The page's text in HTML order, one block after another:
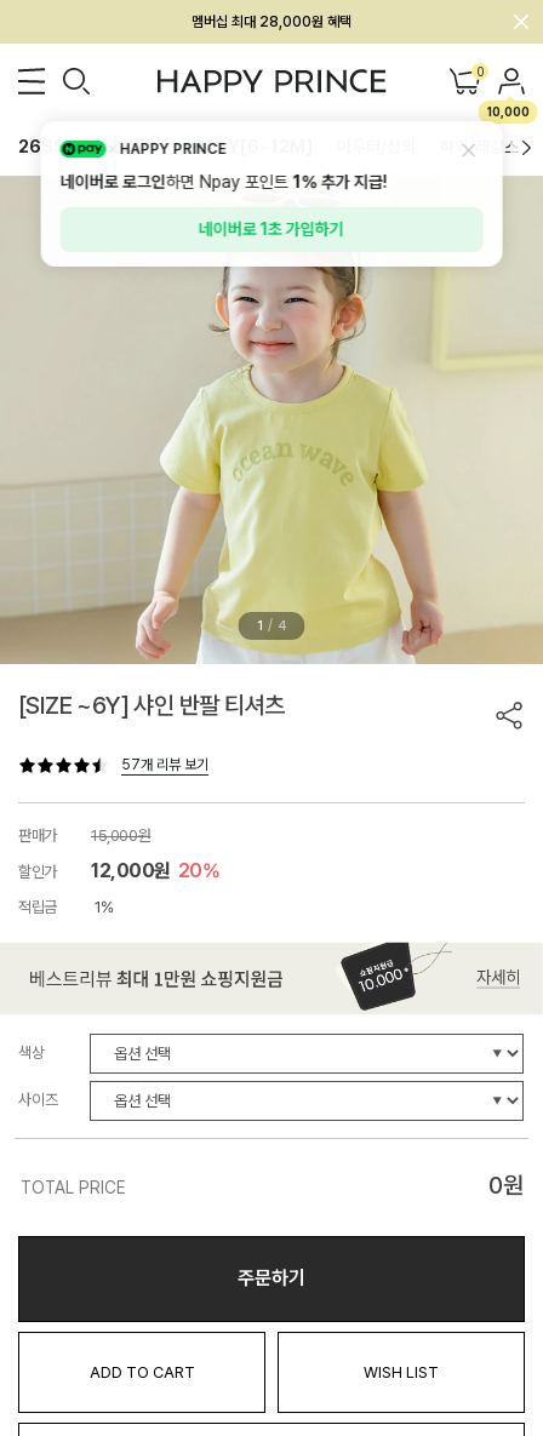
회원전용 아울렛, 가입하면 ~60% 할인!
멤버십 최대 28,000원 혜택 0
10,000
26SS 신상 BEST BABY[6~12M] 하의/레깅스
1 / 4
[SIZE ~6Y] 샤인 반팔 티셔츠
57개 리뷰 보기
판매가
15,000원
할인가
12,000원 20%
적립금 1%
색상
사이즈
TOTAL PRICE 0원
주문하기
ADD TO CART WISH LIST
HAPPY PRINCE
네이버로 로그인하면 Npay 포인트1%추가 지급!
네이버로 1초 가입하기